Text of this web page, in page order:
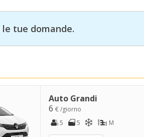
tue domande.
Auto Grandi
6 € /giorno
5
5 M